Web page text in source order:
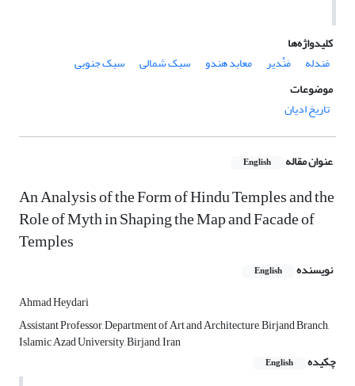
کلیدواژه‌ها
مَندله
مَنْدیر معابد هندو سبک شمالی
سبک جنوبی
موضوعات
تاریخ ادیان
عنوان مقاله English
An Analysis of the Form of Hindu Temples and the
Role of Myth in Shaping the Map and Facade of
Temples
نویسنده English
Ahmad Heydari
Assistant Professor, Department of Art and Architecture, Birjand Branch,
Islamic Azad University, Birjand, Iran
چکیده
English